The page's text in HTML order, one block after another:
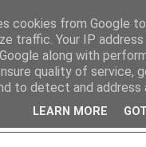
cookies from Google
traffic. Your IP
along with
quality of service,
to detect and address
LEARN MORE